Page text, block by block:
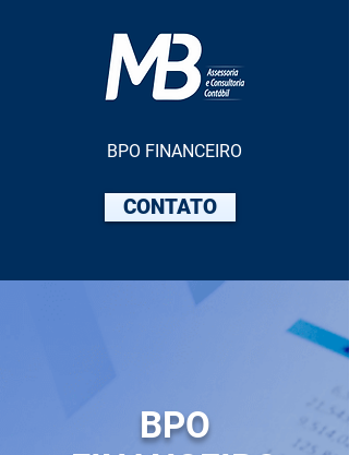
BPO FINANCEIRO
CONTATO
BPO